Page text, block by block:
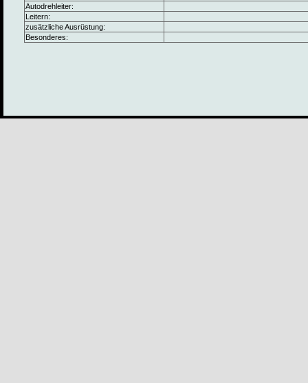
Autodrehleiter:
Leitern:
zusätzliche Ausrüstung:
Besonderes: